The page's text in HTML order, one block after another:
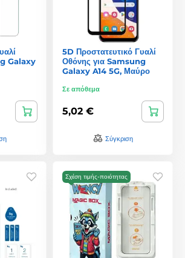
Galaxy
5D Προστατευτικό Γυαλί
Οθόνης για Samsung
Galaxy A14 5G, Μαύρο
Σε απόθεμα
5,02 €
Σύγκριση
Σχέση τιμής-ποιότητας